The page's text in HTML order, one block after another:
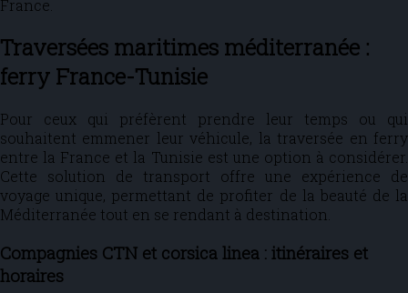
France.
Traversées maritimes méditerranée :
ferry France-Tunisie
Pour ceux qui préfèrent prendre leur temps ou qui
souhaitent emmener leur véhicule, la traversée en ferry
entre la France et la Tunisie est une option à considérer.
Cette solution de transport offre une expérience de
voyage unique, permettant de profiter de la beauté de la
Méditerranée tout en se rendant à destination.
Compagnies CTN et corsica linea : itinéraires et
horaires